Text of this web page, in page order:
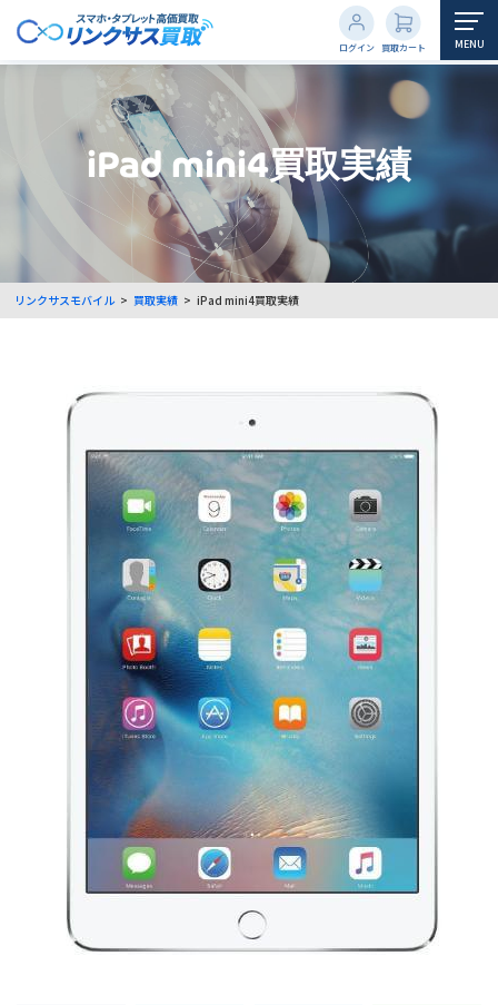
買取カート
ログイン MENU
iPad mini4買取実績
リンクサスモバイル > 買取実績 > iPad mini4買取実績